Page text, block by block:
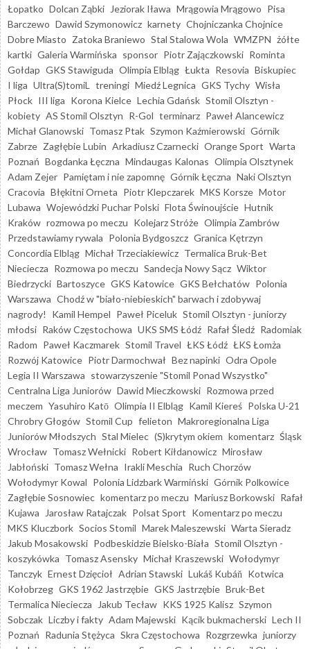
Łopatko Dolcan Ząbki Jeziorak Iława Mrągowia Mrągowo Pisa
Barczewo Dawid Szymonowicz karnety Chojniczanka Chojnice
Dobre Miasto Zatoka Braniewo Stal Stalowa Wola WMZPN żółte
kartki Galeria Warmińska sponsor Piotr Zajączkowski Rominta
Gołdap GKS Stawiguda Olimpia Elbląg Łukta Resovia Biskupiec
I liga Ultra(S)tomiL treningi Miedź Legnica GKS Tychy Wisła
Płock III liga Korona Kielce Lechia Gdańsk Stomil Olsztyn -
kobiety AS Stomil Olsztyn R-Gol terminarz Paweł Alancewicz
Michał Glanowski Tomasz Ptak Szymon Kaźmierowski Górnik
Zabrze Zagłębie Lubin Arkadiusz Czarnecki Orange Sport Warta
Poznań Bogdanka Łęczna Mindaugas Kalonas Olimpia Olsztynek
Adam Zejer Pamiętam i nie zapomnę Górnik Łęczna Naki Olsztyn
Cracovia Błękitni Orneta Piotr Klepczarek MKS Korsze Motor
Lubawa Wojewódzki Puchar Polski Flota Świnoujście Hutnik
Kraków rozmowa po meczu Kolejarz Stróże Olimpia Zambrów
Przedstawiamy rywala Polonia Bydgoszcz Granica Kętrzyn
Concordia Elbląg Michał Trzeciakiewicz Termalica Bruk-Bet
Nieciecza Rozmowa po meczu Sandecja Nowy Sącz Wiktor
Biedrzycki Bartoszyce GKS Katowice GKS Bełchatów Polonia
Warszawa Chodź w "biało-niebieskich" barwach i zdobywaj
nagrody!
Kamil Hempel Paweł Piceluk Stomil Olsztyn - juniorzy
młodsi Raków Częstochowa UKS SMS Łódź Rafał Śledź Radomiak
Radom Paweł Kaczmarek Stomil Travel ŁKS Łódź ŁKS Łomża
Rozwój Katowice Piotr Darmochwał Bez napinki Odra Opole
Legia II Warszawa stowarzyszenie "Stomil Ponad Wszystko"
Centralna Liga Juniorów Dawid Mieczkowski Rozmowa przed
meczem Yasuhiro Katō Olimpia II Elbląg Kamil Kiereś Polska U-21
Chrobry Głogów Stomil Cup felieton Makroregionalna Liga
Juniorów Młodszych Stal Mielec (S)krytym okiem komentarz Śląsk
Wrocław Tomasz Wełnicki Robert Kiłdanowicz Mirosław
Jabłoński Tomasz Wełna Irakli Meschia Ruch Chorzów
Wołodymyr Kowal Polonia Lidzbark Warmiński Górnik Polkowice
Zagłębie Sosnowiec komentarz po meczu Mariusz Borkowski Rafał
Kujawa
Jarosław Ratajczak Polsat Sport Komentarz po meczu
MKS Kluczbork Socios Stomil Marek Maleszewski Warta Sieradz
Jakub Mosakowski Podbeskidzie Bielsko-Biała Stomil Olsztyn -
koszykówka Tomasz Asensky Michał Kraszewski Wołodymyr
Tanczyk Ernest Dzięcioł Adrian Stawski Lukáš Kubáň Kotwica
Kołobrzeg GKS 1962 Jastrzębie GKS Jastrzębie Bruk-Bet
Termalica Nieciecza
Jakub Tecław KKS 1925 Kalisz Szymon
Sobczak Liczby i fakty Adam Majewski Kącik bukmacherski Lech II
Poznań Radunia Stężyca Skra Częstochowa Rozgrzewka juniorzy